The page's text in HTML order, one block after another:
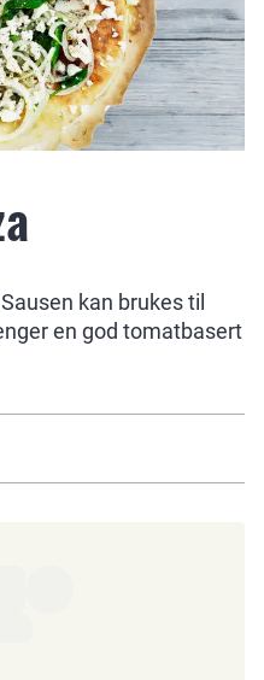
kan brukes til
en god tomatbasert